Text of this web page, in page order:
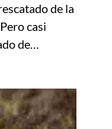
de la
casi
de…